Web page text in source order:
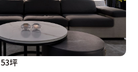
以至於比新的設計(比銷售平面
空間：套房*1、濕廚房*1，而多
坪